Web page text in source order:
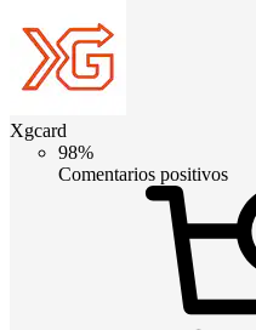
Xgcard
98%
Comentarios positivos